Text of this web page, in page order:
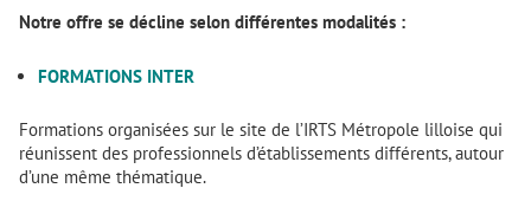
Notre offre se décline selon différentes modalités :
FORMATIONS INTER
Formations organisées sur le site de l’IRTS Métropole lilloise qui
réunissent des professionnels d’établissements différents, autour
d’une même thématique.